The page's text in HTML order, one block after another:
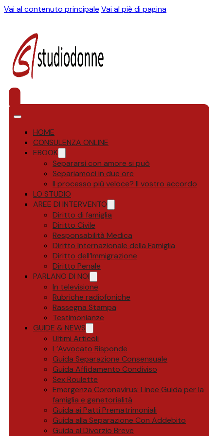
Vai al contenuto principale Vai al piè di pagina
HOME
CONSULENZA ONLINE
EBOOK
Separarsi con amore si può
Separiamoci in due ore
Il processo più veloce? Il vostro accordo
LO STUDIO
AREE DI INTERVENTO
Diritto di famiglia
Diritto Civile
Responsabilità Medica
Diritto Internazionale della Famiglia
Diritto dell’Immigrazione
Diritto Penale
PARLANO DI NOI
In televisione
Rubriche radiofoniche
Rassegna Stampa
Testimonianze
GUIDE & NEWS
Ultimi Articoli
L’Avvocato Risponde
Guida Separazione Consensuale
Guida Affidamento Condiviso
Sex Roulette
Emergenza Coronavirus: Linee Guida per la
famiglia e genetorialità
Guida ai Patti Prematrimoniali
Guida alla Separazione Con Addebito
Guida al Divorzio Breve